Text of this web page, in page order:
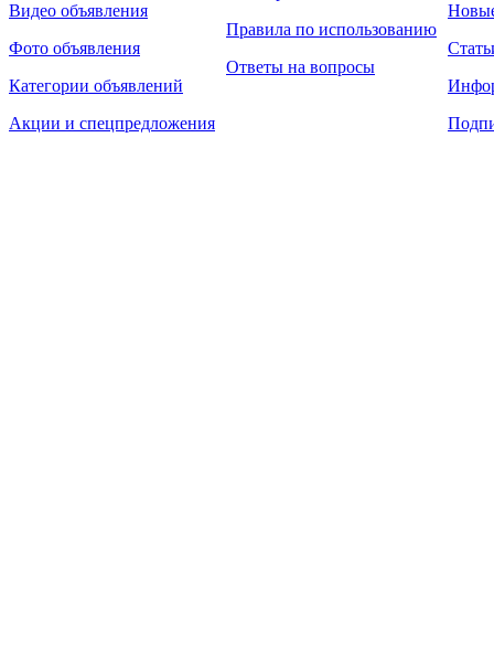
Видео объявления
Фото объявления
Категории объявлений
Акции и спецпредложения
Правила по использованию
Ответы на вопросы